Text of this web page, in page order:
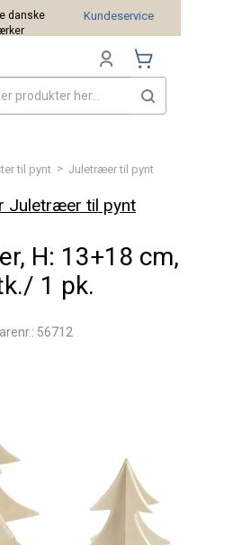
til pynt > Juletræer til pynt
Juletræer til pynt
H: 13+18 cm,
1 pk.
56712
danske
Kundeservice